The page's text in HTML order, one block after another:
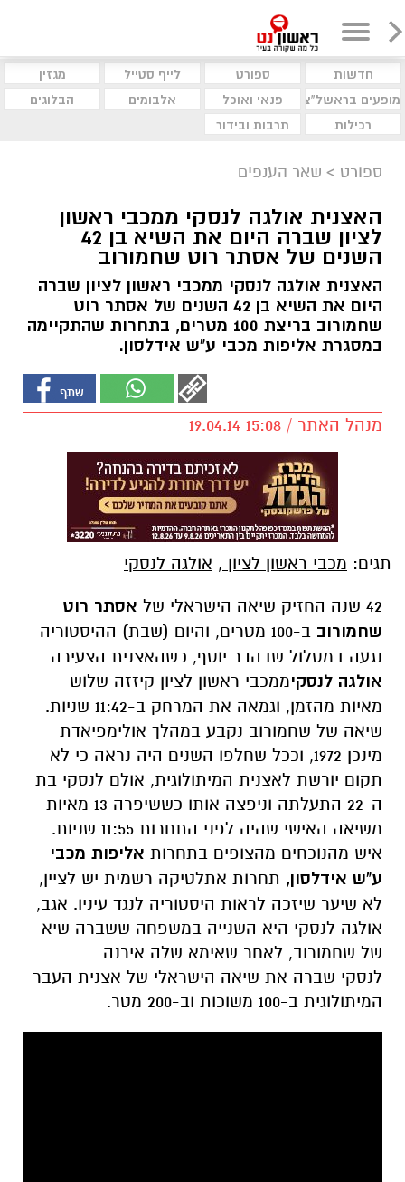
חדשות ספורט לייף סטייל
מגזין
מופעים בראשל"צ
פנאי ואוכל אלבומים
הבלוגים
רכילות
תרבות ובידור
ספורט > שאר הענפים
האצנית אולגה לנסקי ממכבי ראשון
לציון שברה היום את השיא בן 42
השנים של אסתר רוט שחמורוב
האצנית אולגה לנסקי ממכבי ראשון לציון שברה
היום את השיא בן 42 השנים של אסתר רוט
שחמורוב בריצת 100 מטרים, בתחרות שהתקיימה
במסגרת אליפות מכבי ע"ש אידלסון.
מנהל האתר / 15:08 19.04.14
תגים: מכבי ראשון לציון , אולגה לנסקי
42 שנה החזיק שיאה הישראלי של
אסתר רוט
שחמורוב
ב-100 מטרים, והיום (שבת) ההיסטוריה
נגעה במסלול שבהדר יוסף, כשהאצנית הצעירה
אולגה לנסקיממכבי ראשון לציון קיזזה שלוש
מאיות מהזמן, וגמאה את המרחק ב-11:42 שניות.
שיאה של שחמורוב נקבע במהלך אולימפיאדת
מינכן 1972, וככל שחלפו השנים היה נראה כי לא
תקום יורשת לאצנית המיתולוגית, אולם לנסקי בת
ה-22 התעלתה וניפצה אותו כששיפרה 13 מאיות
משיאה האישי שהיה לפני התחרות 11:55 שניות.
איש מהנוכחים מהצופים בתחרות אליפות מכבי
ע"ש אידלסון, תחרות אתלטיקה רשמית יש לציין,
לא שיער שיזכה לראות היסטוריה לנגד עיניו. אגב,
אולגה לנסקי היא השנייה במשפחה ששברה שיא
של שחמורוב, לאחר שאימא שלה אירנה
לנסקי שברה את שיאה הישראלי של אצנית העבר
המיתולוגית ב-100 משוכות וב-200 מטר.